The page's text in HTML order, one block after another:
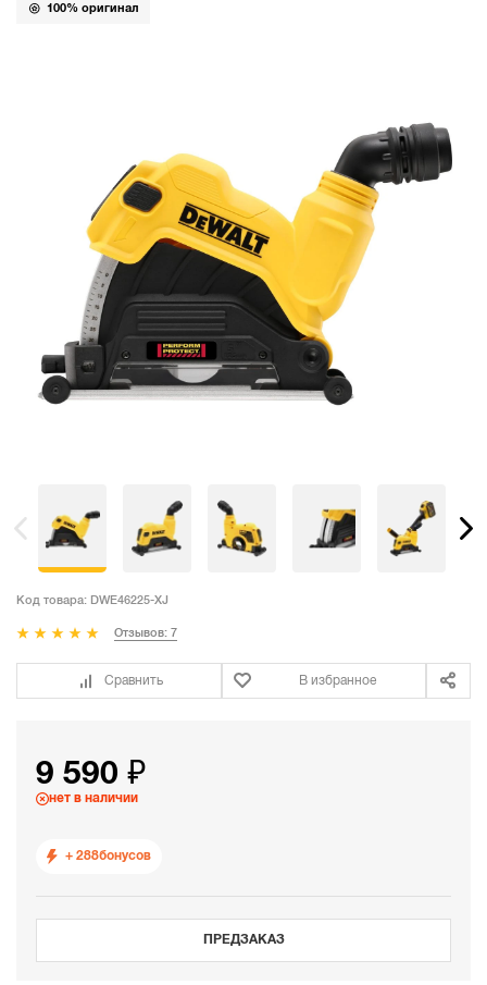
100% оригинал
Код товара: DWE46225-XJ
Отзывов: 7
Сравнить В избранное
9 590 ₽
нет в наличии
+ 288бонусов
ПРЕДЗАКАЗ